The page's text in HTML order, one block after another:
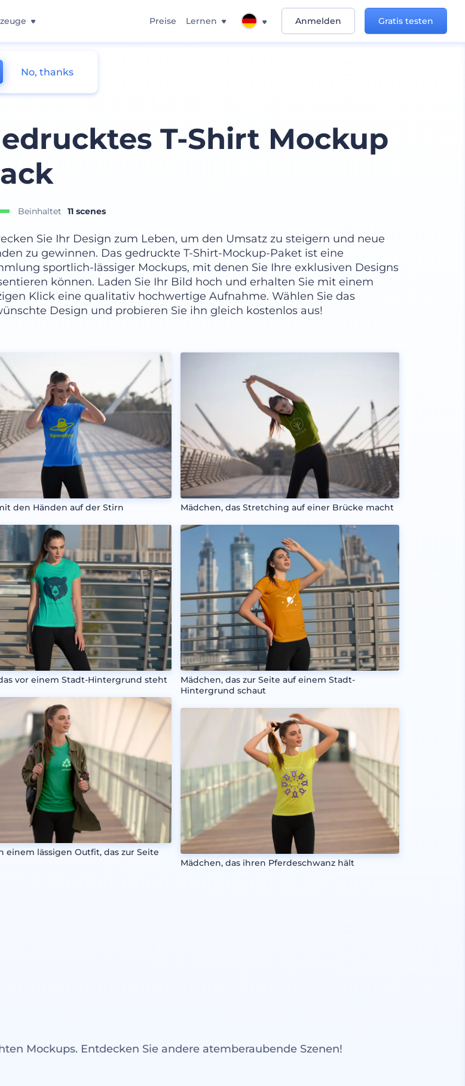
Preise Lernen Anmelden Gratis testen
T-Shirt Mockup
Beinhaltet 11 scenes
Sie Ihr Design zum Leben, um den Umsatz zu steigern und neue
zu gewinnen. Das gedruckte T-Shirt-Mockup-Paket ist eine
sportlich-lässiger Mockups, mit denen Sie Ihre exklusiven Designs
können. Laden Sie Ihr Bild hoch und erhalten Sie mit einem
Klick eine qualitativ hochwertige Aufnahme. Wählen Sie das
Design und probieren Sie ihn gleich kostenlos aus!
den Händen auf der Stirn
vor einem Stadt-Hintergrund steht
einem lässigen Outfit, das zur Seite
Mädchen, das Stretching auf einer Brücke macht
Mädchen, das zur Seite auf einem Stadt-
Hintergrund schaut
Mädchen, das ihren Pferdeschwanz hält
Mockups. Entdecken Sie andere atemberaubende Szenen!
No, thanks